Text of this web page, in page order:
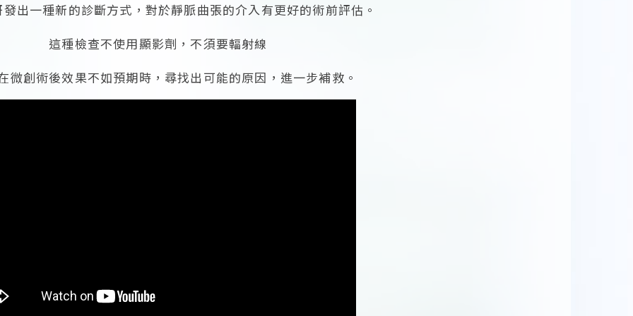
出一種新的診斷方式，對於靜脈曲張的介入有更好的術前評估。
這種檢查不使用顯影劑，不須要輻射線
微創術後效果不如預期時，尋找出可能的原因，進一步補救。